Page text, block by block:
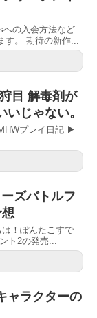
の入会方法など
す。 期待の新作...
目 解毒剤が
じゃない。
プレイ日記 ▶
ズバトルフ
！ぽんたこすで
ト2の発売...
ャラクターの